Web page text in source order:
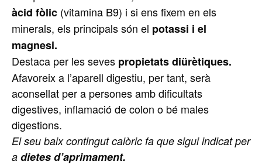
àcid fòlic (vitamina B9) i si ens fixem en els
minerals, els principals són el potassi i el
magnesi.
Destaca per les seves propietats diürètiques.
Afavoreix a l’aparell digestiu, per tant, serà
aconsellat per a persones amb dificultats
digestives, inflamació de colon o bé males
digestions.
El seu baix contingut calòric fa que sigui indicat per
a dietes d’aprimament.